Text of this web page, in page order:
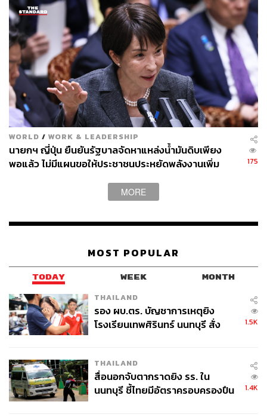
WORLD / WORK & LEADERSHIP
นายกฯ ญี่ปุ่น ยืนยันรัฐบาลจัดหาแหล่งน้ำมันดิบเพียง
พอแล้ว ไม่มีแผนขอให้ประชาชนประหยัดพลังงานเพิ่ม
175
MORE
MOST POPULAR
TODAY WEEK MONTH
THAILAND
รอง ผบ.ตร. บัญชาการเหตุยิง
โรงเรียนเทพศิรินทร์ นนทบุรี สั่ง
1.5K
THAILAND
สื่อนอกจับตากราดยิง รร. ใน
นนทบุรี ชี้ไทยมีอัตราครอบครองปืน
1.4K